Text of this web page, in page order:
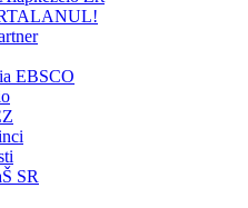
EBSCO
SR